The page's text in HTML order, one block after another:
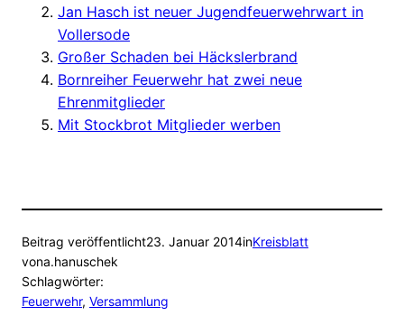
Jan Hasch ist neuer Jugendfeuerwehrwart in
Vollersode
Großer Schaden bei Häckslerbrand
Bornreiher Feuerwehr hat zwei neue
Ehrenmitglieder
Mit Stockbrot Mitglieder werben
Beitrag veröffentlicht23. Januar 2014inKreisblatt
vona.hanuschek
Schlagwörter:
Feuerwehr, Versammlung